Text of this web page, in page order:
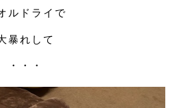
ルドライで
暴れして
・・・